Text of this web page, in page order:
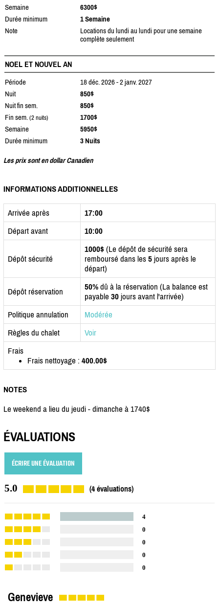
Semaine
6300$
Durée minimum
1 Semaine
Note
Locations du lundi au lundi pour une semaine
complète seulement
NOEL ET NOUVEL AN
Période
18 déc. 2026 - 2 janv. 2027
Nuit
850$
Nuit fin sem.
850$
Fin sem. (2 nuits)
1700$
Semaine
5950$
Durée minimum
3 Nuits
Les prix sont en dollar Canadien
INFORMATIONS ADDITIONNELLES
Arrivée après
17:00
Départ avant
10:00
Dépôt sécurité
1000$ (Le dépôt de sécurité sera
remboursé dans les 5 jours après le
départ)
Dépôt réservation 50% dû à la réservation (La balance est
payable 30 jours avant l'arrivée)
Politique annulation
Modérée
Règles du chalet
Voir
Frais
Frais nettoyage : 400.00$
NOTES
Le weekend a lieu du jeudi - dimanche à 1740$
ÉVALUATIONS
ÉCRIRE UNE ÉVALUATION
5.0 (4 évaluations)
4
0
0
0
0
Genevieve